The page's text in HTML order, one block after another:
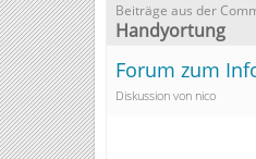
Beiträge aus der
Handyortung
Forum zum
Diskussion von nico